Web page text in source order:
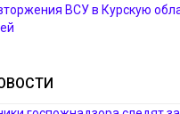
ВСУ в Курскую